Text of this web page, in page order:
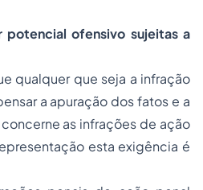
potencial ofensivo sujeitas a
qualquer que seja a infração
a apuração dos fatos e a
as infrações de ação
esta exigência é